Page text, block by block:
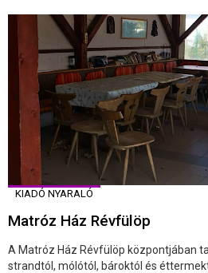
KIADÓ NYARALÓ
Matróz Ház Révfülöp
A Matróz Ház Révfülöp központjában
strandtól, mólótól, bároktól és